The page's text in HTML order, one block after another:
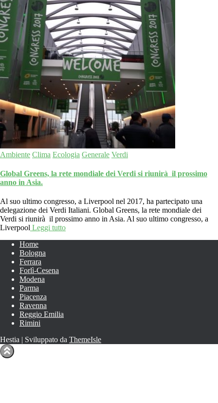
Ambiente Clima Ecologia Generale Verdi
Global Greens, la rete mondiale dei Verdi si riunirà il prossimo
anno in Asia.
Al suo ultimo congresso, a Liverpool nel 2017, ha partecipato una
delegazione dei Verdi Italiani. Global Greens, la rete mondiale dei
Verdi si riunirà il prossimo anno in Asia. Al suo ultimo congresso, a
Liverpool Leggi tutto
Home
Bologna
Ferrara
Forlì-Cesena
Modena
Parma
Piacenza
Ravenna
Reggio Emilia
Rimini
Hestia | Sviluppato da ThemeIsle